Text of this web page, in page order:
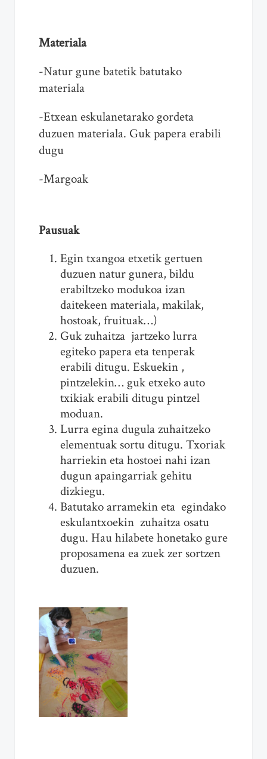
Materiala
-Natur gune batetik batutako
materiala
-Etxean eskulanetarako gordeta
duzuen materiala. Guk papera erabili
dugu
-Margoak
Pausuak
Egin txangoa etxetik gertuen
duzuen natur gunera, bildu
erabiltzeko modukoa izan
daitekeen materiala, makilak,
hostoak, fruituak…)
Guk zuhaitza jartzeko lurra
egiteko papera eta tenperak
erabili ditugu. Eskuekin ,
pintzelekin… guk etxeko auto
txikiak erabili ditugu pintzel
moduan.
Lurra egina dugula zuhaitzeko
elementuak sortu ditugu. Txoriak
harriekin eta hostoei nahi izan
dugun apaingarriak gehitu
dizkiegu.
Batutako arramekin eta egindako
eskulantxoekin zuhaitza osatu
dugu. Hau hilabete honetako gure
proposamena ea zuek zer sortzen
duzuen.